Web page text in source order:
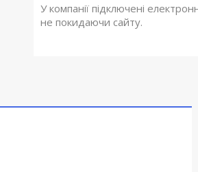
У компанії підключені
не покидаючи сайту.